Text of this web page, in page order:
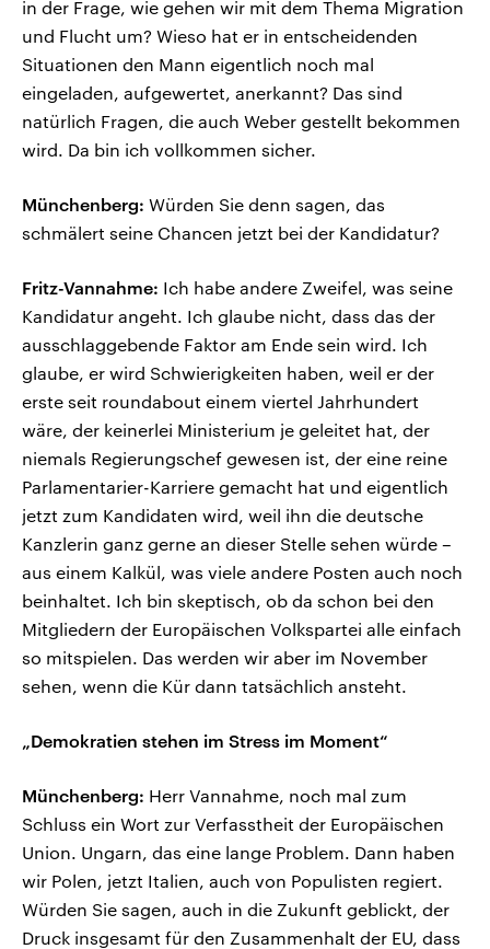
in der Frage, wie gehen wir mit dem Thema Migration
und Flucht um? Wieso hat er in entscheidenden
Situationen den Mann eigentlich noch mal
eingeladen, aufgewertet, anerkannt? Das sind
natürlich Fragen, die auch Weber gestellt bekommen
wird. Da bin ich vollkommen sicher.
Münchenberg: Würden Sie denn sagen, das
schmälert seine Chancen jetzt bei der Kandidatur?
Fritz-Vannahme: Ich habe andere Zweifel, was seine
Kandidatur angeht. Ich glaube nicht, dass das der
ausschlaggebende Faktor am Ende sein wird. Ich
glaube, er wird Schwierigkeiten haben, weil er der
erste seit roundabout einem viertel Jahrhundert
wäre, der keinerlei Ministerium je geleitet hat, der
niemals Regierungschef gewesen ist, der eine reine
Parlamentarier-Karriere gemacht hat und eigentlich
jetzt zum Kandidaten wird, weil ihn die deutsche
Kanzlerin ganz gerne an dieser Stelle sehen würde –
aus einem Kalkül, was viele andere Posten auch noch
beinhaltet. Ich bin skeptisch, ob da schon bei den
Mitgliedern der Europäischen Volkspartei alle einfach
so mitspielen. Das werden wir aber im November
sehen, wenn die Kür dann tatsächlich ansteht.
„Demokratien stehen im Stress im Moment“
Münchenberg: Herr Vannahme, noch mal zum
Schluss ein Wort zur Verfasstheit der Europäischen
Union. Ungarn, das eine lange Problem. Dann haben
wir Polen, jetzt Italien, auch von Populisten regiert.
Würden Sie sagen, auch in die Zukunft geblickt, der
Druck insgesamt für den Zusammenhalt der EU, dass